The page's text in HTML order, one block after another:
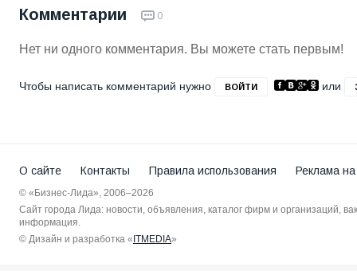
Комментарии 0
Нет ни одного комментария. Вы можете стать первым!
Чтобы написать комментарий нужно ВОЙТИ или
О сайте Контакты Правила использования Реклама
© «Бизнес-Лида», 2006–2026
Сайт города Лида: новости, объявления, каталог фирм и организаций,
информация.
© Дизайн и разработка « ITMEDIA»